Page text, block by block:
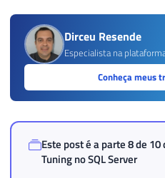
Dirceu Resende
Especialista na
Conheça meus
Este post é a parte 8 de 10
Tuning no SQL Server